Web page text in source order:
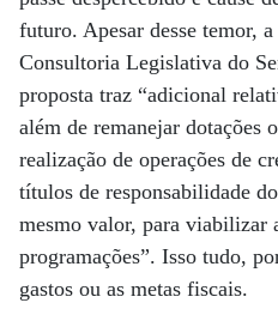
futuro. Apesar desse temor,
Consultoria Legislativa do
proposta traz “adicional
além de remanejar dotações
realização de operações de
títulos de responsabilidade
mesmo valor, para viabilizar
programações”. Isso tudo,
gastos ou as metas fiscais.